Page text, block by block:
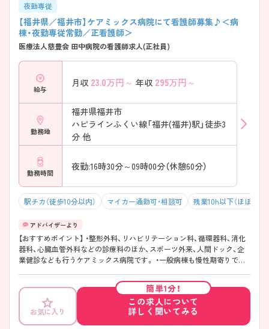
夜勤専従
【福井県／福井市】ケアミックス病院にて看護師募集♪＜病
棟・夜勤専従常勤／正看護師＞
医療法人慈豊会 田中病院の看護師求人(正社員)
給与
月収 23.0万円～ 年収 295万円～
勤務地
福井県福井市
ハピラインふくい線「福井(福井)駅」徒歩3
分 他
勤務時間
夜勤:16時30分～09時00分（休憩60分）
駅チカ（徒歩10分以内） マイカー通勤可・相談可 残業10h以下（ほぼなし）
【おすすめポイント】 ・整形外科、リハビリテーション科、循環器科、消化
器科、心臓血管外科などの診療科のほか、スポーツ外来、人間ドック、企
業健診なども行うケアミックス病院です。 ・一般病棟も慢性期寄りです
に良く、マイカーでの通勤も可能なので通勤に負担がかからず通いやす
い環境です。 少しでも気になられる場合はお気軽にご相談ください。面
接対策などより詳しい情報をお伝えいたします！
お気に入り
簡単1分！
この求人について
詳しく聞いてみる